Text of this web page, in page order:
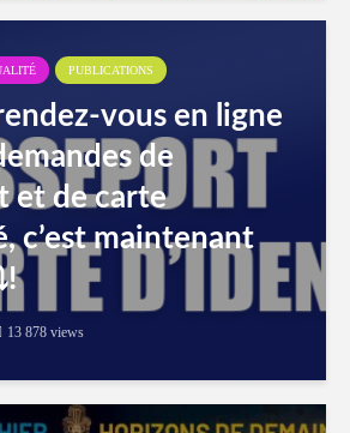
PUBLICATIONS
vous en ligne
de
et de carte
c’est maintenant
13 878 views